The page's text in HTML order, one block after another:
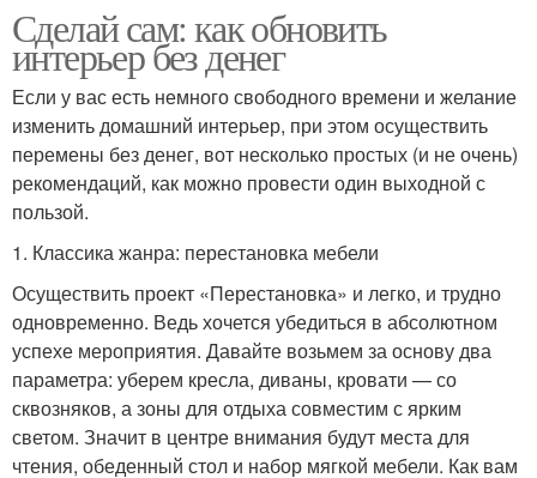
Сделай сам: как обновить
интерьер без денег
Если у вас есть немного свободного времени и желание
изменить домашний интерьер, при этом осуществить
перемены без денег, вот несколько простых (и не очень)
рекомендаций, как можно провести один выходной с
пользой.
1. Классика жанра: перестановка мебели
Осуществить проект «Перестановка» и легко, и трудно
одновременно. Ведь хочется убедиться в абсолютном
успехе мероприятия. Давайте возьмем за основу два
параметра: уберем кресла, диваны, кровати — со
сквозняков, а зоны для отдыха совместим с ярким
светом. Значит в центре внимания будут места для
чтения, обеденный стол и набор мягкой мебели. Как вам